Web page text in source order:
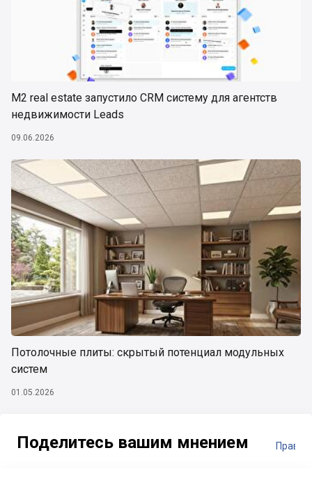
М2 real estate запустило CRM систему для агентств
недвижимости Leads
09.06.2026
Потолочные плиты: скрытый потенциал модульных
систем
01.05.2026
Поделитесь вашим мнением